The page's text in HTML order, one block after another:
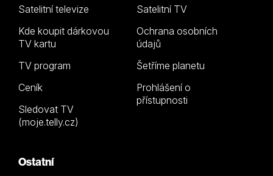
Satelitní televize
Kde koupit dárkovou
TV kartu
TV program
Ceník
Sledovat TV
(moje.telly.cz)
Satelitní TV
Ochrana osobních
údajů
Šetříme planetu
Prohlášení o
přístupnosti
Ostatní